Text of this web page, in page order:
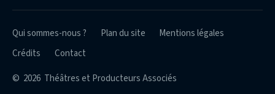
© 2026 Théâtres et Producteurs Associés
Qui sommes-nous ? Plan du site
Mentions légales
Crédits
Contact